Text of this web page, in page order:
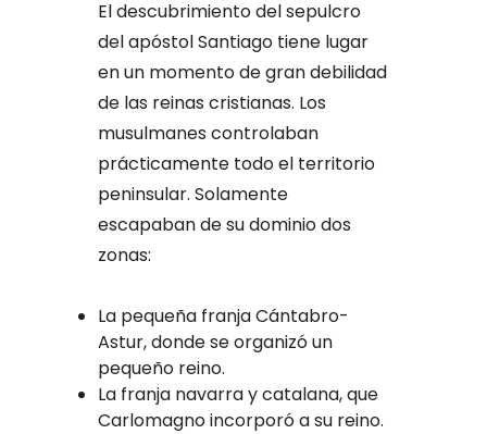
El descubrimiento del sepulcro
del apóstol Santiago tiene lugar
en un momento de gran debilidad
de las reinas cristianas. Los
musulmanes controlaban
prácticamente todo el territorio
peninsular. Solamente
escapaban de su dominio dos
zonas:
La pequeña franja Cántabro-
Astur, donde se organizó un
pequeño reino.
La franja navarra y catalana, que
Carlomagno incorporó a su reino.